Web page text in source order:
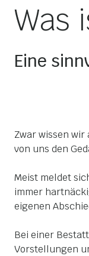
Was
Eine
Zwar wissen
von uns den
Meist meldet
immer
eigenen
Bei einer
Vorstellungen